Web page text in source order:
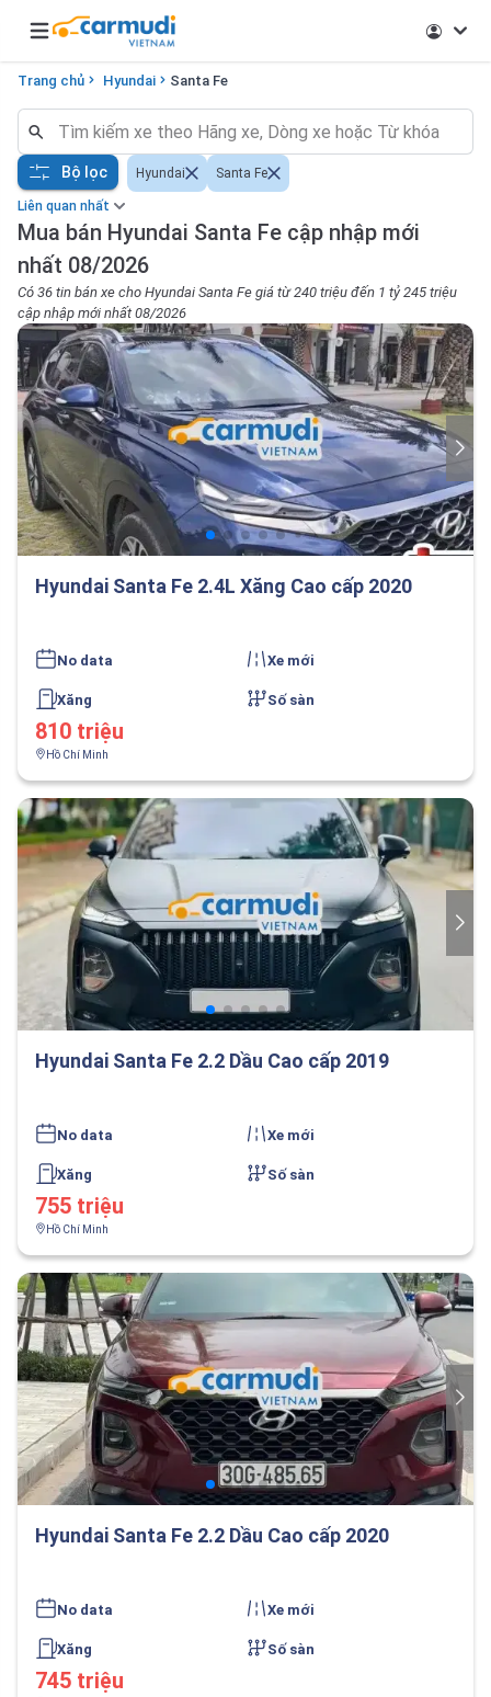
Open main menu
Trang chủ Hyundai Santa Fe
Liên quan nhất
Mua bán Hyundai Santa Fe cập nhập mới
nhất 08/2026
Có 36 tin bán xe cho Hyundai Santa Fe giá từ 240 triệu đến 1 tỷ 245 triệu
cập nhập mới nhất 08/2026
Bộ lọc Hyundai Santa Fe
Hyundai Santa Fe 2.4L Xăng Cao cấp 2020
No data Xe mới
Xăng Số sàn
810 triệu
Hồ Chí Minh
Hyundai Santa Fe 2.2 Dầu Cao cấp 2019
No data Xe mới
Xăng Số sàn
755 triệu
Hồ Chí Minh
Hyundai Santa Fe 2.2 Dầu Cao cấp 2020
No data Xe mới
Xăng Số sàn
745 triệu